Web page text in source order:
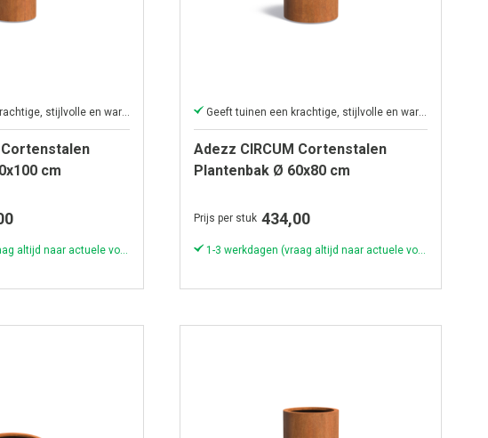
Geeft tuinen een krachtige, stijlvolle en warme uitstraling.
Cortenstalen
cm
1-3 werkdagen (vraag altijd naar actuele voorraad & levertijd!)
Geeft tuinen een krachtige, stijlvolle en warme uitstraling.
Adezz CIRCUM Cortenstalen
Plantenbak Ø 60x80 cm
Prijs per stuk 434,00
1-3 werkdagen (vraag altijd naar actuele voorraad & levertijd!)